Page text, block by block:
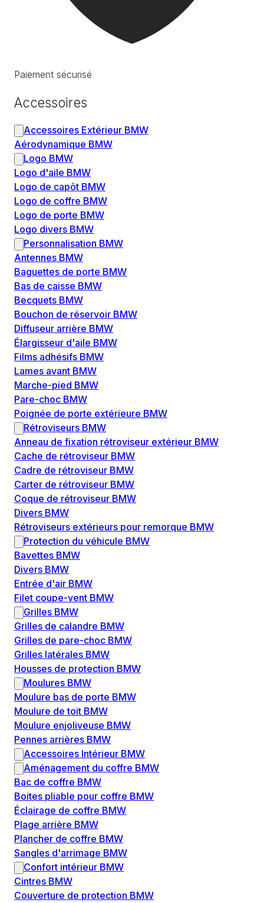
Paiement sécurisé
Accessoires
Accessoires Extérieur BMW
Aérodynamique BMW
Logo BMW
Logo d'aile BMW
Logo de capôt BMW
Logo de coffre BMW
Logo de porte BMW
Logo divers BMW
Personnalisation BMW
Antennes BMW
Baguettes de porte BMW
Bas de caisse BMW
Becquets BMW
Bouchon de réservoir BMW
Diffuseur arrière BMW
Élargisseur d'aile BMW
Films adhésifs BMW
Lames avant BMW
Marche-pied BMW
Pare-choc BMW
Poignée de porte extérieure BMW
Rétroviseurs BMW
Anneau de fixation rétroviseur extérieur BMW
Cache de rétroviseur BMW
Cadre de rétroviseur BMW
Carter de rétroviseur BMW
Coque de rétroviseur BMW
Divers BMW
Rétroviseurs extérieurs pour remorque BMW
Protection du véhicule BMW
Bavettes BMW
Divers BMW
Entrée d'air BMW
Filet coupe-vent BMW
Grilles BMW
Grilles de calandre BMW
Grilles de pare-choc BMW
Grilles latérales BMW
Housses de protection BMW
Moulures BMW
Moulure bas de porte BMW
Moulure de toit BMW
Moulure enjoliveuse BMW
Pennes arrières BMW
Accessoires Intérieur BMW
Aménagement du coffre BMW
Bac de coffre BMW
Boites pliable pour coffre BMW
Éclairage de coffre BMW
Plage arrière BMW
Plancher de coffre BMW
Sangles d'arrimage BMW
Confort intérieur BMW
Cintres BMW
Couverture de protection BMW